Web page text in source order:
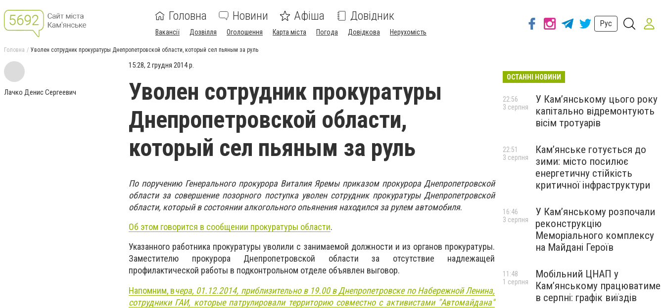
Головна Новини Афіша Довідник
Вакансії Дозвілля Оголошення Карта міста Погода Довідкова Нерухомість
Рус
Головна Уволен сотрудник прокуратуры Днепропетровской области, который сел пьяным за руль
Лачко Денис Сергеевич
15:28, 2 грудня 2014 р.
Уволен сотрудник прокуратуры
Днепропетровской области,
который сел пьяным за руль
По поручению Генерального прокурора Виталия Яремы приказом прокурора Днепропетровской
области за совершение позорного поступка уволен сотрудник прокуратуры Днепропетровской
области, который в состоянии алкогольного опьянения находился за рулем автомобиля.
Об этом говорится в сообщении прокуратуры области.
Указанного работника прокуратуры уволили с занимаемой должности и из органов прокуратуры.
Заместителю прокурора Днепропетровской области за отсутствие надлежащей
профилактической работы в подконтрольном отделе объявлен выговор.
Напомним, вчера, 01.12.2014, приблизительно в 19.00 в Днепропетровске по Набережной Ленина,
сотрудники ГАИ, которые патрулировали территорию совместно с активистами "Автомайдана"
ОСТАННІ НОВИНИ
У Кам’янському цього року
капітально відремонтують
вісім тротуарів
22:56
3 серпня
Кам’янське готується до
зими: місто посилює
енергетичну стійкість
критичної інфраструктури
22:51
3 серпня
У Кам’янському розпочали
реконструкцію
Меморіального комплексу
на Майдані Героїв
16:46
3 серпня
Мобільний ЦНАП у
Кам’янському працюватиме
в серпні: графік виїздів
11:48
1 серпня